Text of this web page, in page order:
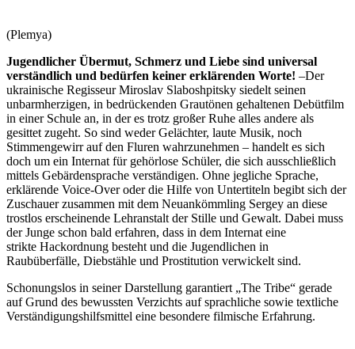
(Plemya)
Jugendlicher Übermut, Schmerz und Liebe sind universal
verständlich und bedürfen keiner erklärenden Worte! –Der
ukrainische Regisseur Miroslav Slaboshpitsky siedelt seinen
unbarmherzigen, in bedrückenden Grautönen gehaltenen Debütfilm
in einer Schule an, in der es trotz großer Ruhe alles andere als
gesittet zugeht. So sind weder Gelächter, laute Musik, noch
Stimmengewirr auf den Fluren wahrzunehmen – handelt es sich
doch um ein Internat für gehörlose Schüler, die sich ausschließlich
mittels Gebärdensprache verständigen. Ohne jegliche Sprache,
erklärende Voice-Over oder die Hilfe von Untertiteln begibt sich der
Zuschauer zusammen mit dem Neuankömmling Sergey an diese
trostlos erscheinende Lehranstalt der Stille und Gewalt. Dabei muss
der Junge schon bald erfahren, dass in dem Internat eine
strikte Hackordnung besteht und die Jugendlichen in
Raubüberfälle, Diebstähle und Prostitution verwickelt sind.
Schonungslos in seiner Darstellung garantiert „The Tribe“ gerade
auf Grund des bewussten Verzichts auf sprachliche sowie textliche
Verständigungshilfsmittel eine besondere filmische Erfahrung.